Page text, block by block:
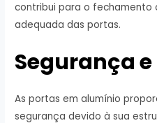
contribui para o
adequada das portas.
Segurança
As portas em alumínio
segurança devido à sua